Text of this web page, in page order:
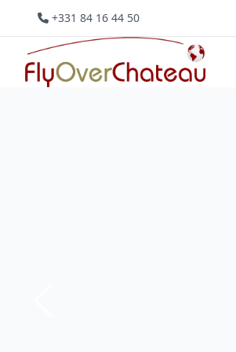
+331 84 16 44 50